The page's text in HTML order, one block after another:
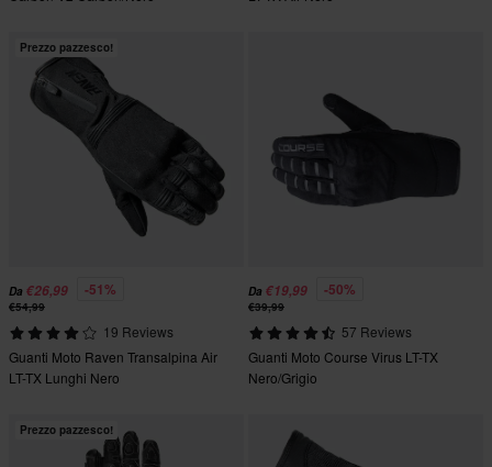
Prezzo pazzesco!
Da €26,99 -51%
€54,99
19 Reviews
Guanti Moto Raven Transalpina Air
LT-TX Lunghi Nero
Da €19,99 -50%
€39,99
57 Reviews
Guanti Moto Course Virus LT-TX
Nero/Grigio
Prezzo pazzesco!